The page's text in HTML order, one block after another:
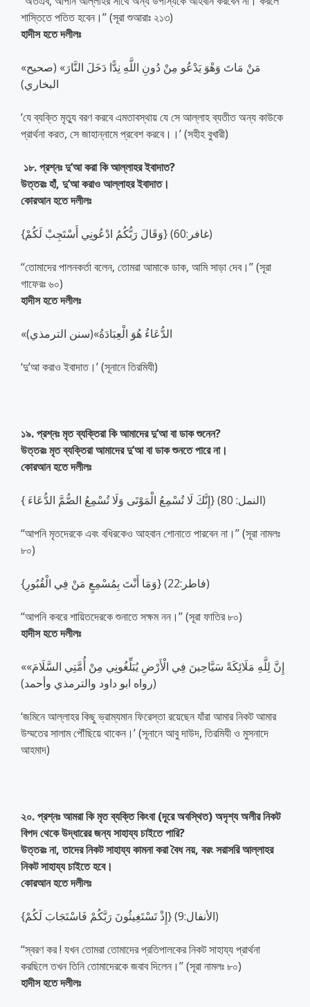
শাস্তিতে পতিত হবেন।’’ (সূরা শুআরাঃ ২১৩)
হাদীস হতে দলীলঃ
«مَنْ مَاتَ وَهْوَ يَدْعُو مِنْ دُونِ اللَّهِ نِدًّا دَخَلَ النَّارَ» (صحيح
البخاري)
‘যে ব্যক্তি মৃত্যু বরণ করবে এমতাবস্থায় যে সে আল্লাহ ব্যতীত অন্য কাউকে
প্রার্থনা করত, সে জাহান্নামে প্রবেশ করবে।।’ (সহীহ বুখারী)
১৮. প্রশ্নঃ দু’আ করা কি আল্লাহর ইবাদাত?
উত্তরঃ হাঁ, দু’আ করাও আল্লাহর ইবাদাত।
কোরআন হতে দলীলঃ
{وَقَالَ رَبُّكُمُ ادْعُونِي أَسْتَجِبْ لَكُمْ} (غافر:60)
‘‘তোমাদের পালনকর্তা বলেন, তোমরা আমাকে ডাক, আমি সাড়া দেব।’’ (সূরা
গাফেরঃ ৬০)
হাদীস হতে দলীলঃ
«الدُّعَاءُ هُوَ الْعِبَادَةُ»(سنن الترمذي)
‘দু’আ করাও ইবাদাত।’ (সূনানে তিরমিযী)
১৯. প্রশ্নঃ মৃত ব্যক্তিরা কি আমাদের দু’আ বা ডাক শুনেন?
উত্তরঃ মৃত ব্যক্তিরা আমাদের দু’আ বা ডাক শুনতে পারে না।
কোরআন হতে দলীলঃ
{ إِنَّكَ لَا تُسْمِعُ الْمَوْتَى وَلَا تُسْمِعُ الصُّمَّ الدُّعَاءَ} (النمل: 80)
‘‘আপনি মৃতদেরকে এবং বধিরকেও আহবান শোনাতে পারবেন না।’’ (সূরা নামলঃ
৮০)
{وَمَا أَنْتَ بِمُسْمِعٍ مَنْ فِي الْقُبُورِ} (فاطر:22)
‘‘আপনি কবরে শায়িতদেরকে শুনাতে সক্ষম নন।’’ (সূরা ফাতির ৮০)
হাদীস হতে দলীলঃ
«إِنَّ لِلَّهِ مَلَائِكَةً سَيَّاحِينَ فِي الْأَرْضِ يُبَلِّغُونِي مِنْ أُمَّتِي السَّلَامَ»
(رواه ابو داود والترمذي وأحمد)
‘জমিনে আল্লাহর কিছু ভ্রাম্যমান ফিরেস্তা রয়েছেন যাঁরা আমার নিকট আমার
উম্মতের সালাম পৌঁছিয়ে থাকেন।’ (সূনানে আবু দাউদ, তিরমিযী ও মুসনাদে
আহমাদ)
২০. প্রশ্নঃ আমরা কি মৃত ব্যক্তি কিংবা (দূরে অবস্থিত) অদৃশ্য অলীর নিকট
বিপদ থেকে উদ্ধারের জন্য সাহায্য চাইতে পারি?
উত্তরঃ না, তাদের নিকট সাহায্য কামনা করা বৈধ নয়, বরং সরাসরি আল্লাহর
নিকট সাহায্য চাইতে হবে।
কোরআন হতে দলীলঃ
{إِذْ تَسْتَغِيثُونَ رَبَّكُمْ فَاسْتَجَابَ لَكُمْ} (الأنفال:9)
‘‘স্বরণ কর ! যখন তোমরা তোমাদের প্রতিপালকের নিকট সাহায্য প্রার্থনা
করছিলে তখন তিনি তোমাদেরকে জবাব দিলেন।’’ (সূরা নামলঃ ৮০)
হাদীস হতে দলীলঃ